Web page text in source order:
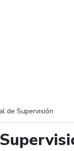
de Supervisión